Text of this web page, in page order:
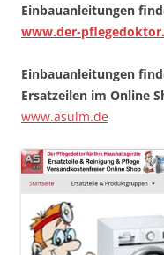
Einbauanleitungen
www.der-
Einbauanleitungen
Ersatzeilen im Online
www.asulm.de